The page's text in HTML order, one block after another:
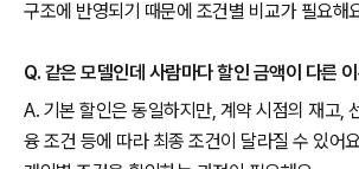
구조에 반영되기 때문에 조건별 비교가 필요해
Q. 같은 모델인데 사람마다 할인 금액이 다른
A. 기본 할인은 동일하지만, 계약 시점의 재고,
융 조건 등에 따라 최종 조건이 달라질 수 있어